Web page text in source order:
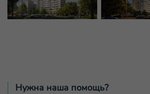
Нужна наша помощь?